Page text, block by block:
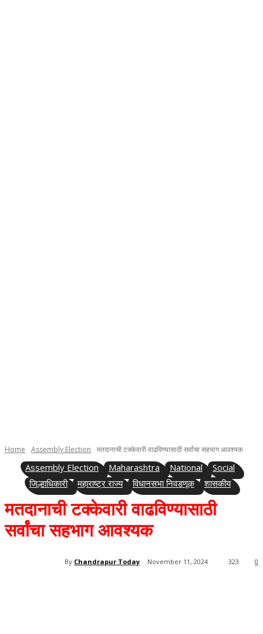
Home Assembly Election मतदानाची टक्केवारी वाढविण्यासाठी सर्वांचा सहभाग आवश्यक
Assembly Election Maharashtra National
Social
जिल्हाधिकारी
महाराष्ट्र राज्य विधानसभा निवडणूक शासकीय
मतदानाची टक्केवारी वाढविण्यासाठी
सर्वांचा सहभाग आवश्यक
By Chandrapur Today November 11, 2024 0
323